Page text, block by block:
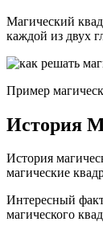
Магический
каждой из двух
Пример
История
История
магические
Интересный
магического